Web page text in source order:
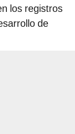
los registros
de